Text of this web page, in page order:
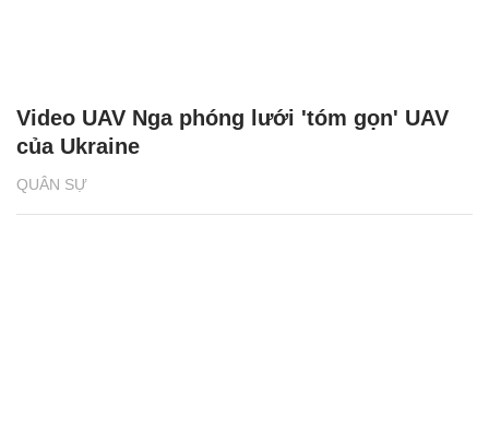
QUÂN SỰ
Video UAV Nga phóng lưới 'tóm gọn' UAV
của Ukraine